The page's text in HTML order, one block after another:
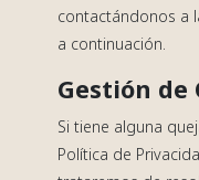
contactándonos a
a continuación.
Gestión de
Si tiene alguna
Política de